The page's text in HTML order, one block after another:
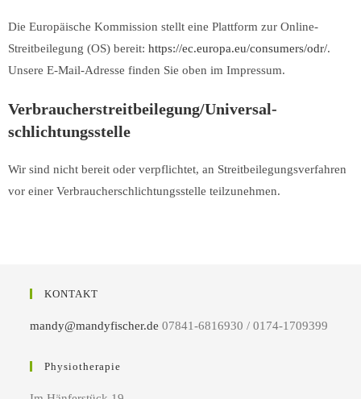
Die Europäische Kommission stellt eine Plattform zur Online-
Streitbeilegung (OS) bereit: https://ec.europa.eu/consumers/odr/.
Unsere E-Mail-Adresse finden Sie oben im Impressum.
Verbraucher­streit­beilegung/Universal­
schlichtungs­stelle
Wir sind nicht bereit oder verpflichtet, an Streitbeilegungsverfahren
vor einer Verbraucherschlichtungsstelle teilzunehmen.
KONTAKT
mandy@mandyfischer.de 07841-6816930 / 0174-1709399
Physiotherapie